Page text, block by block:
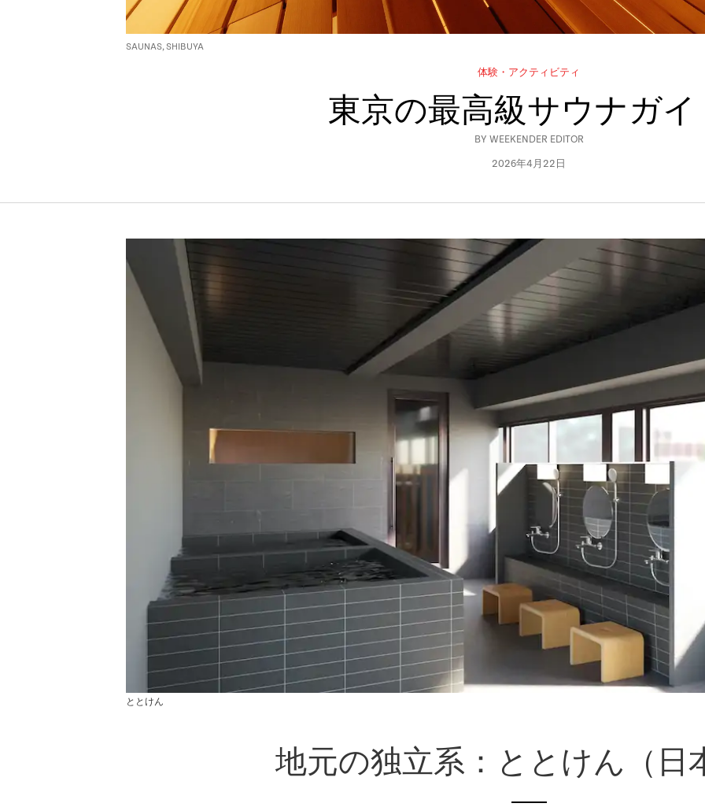
SAUNAS, SHIBUYA
体験・アクティビティ
東京の最高級サウナガ
BY WEEKENDER EDITOR
2026年4月22日
ととけん
地元の独立系：ととけん（日